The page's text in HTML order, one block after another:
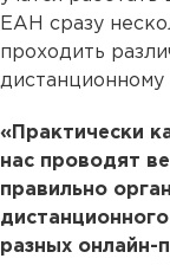
ЕАН сразу
проходить
дистанционному
«Практически
нас проводят
правильно
разных онлайн-